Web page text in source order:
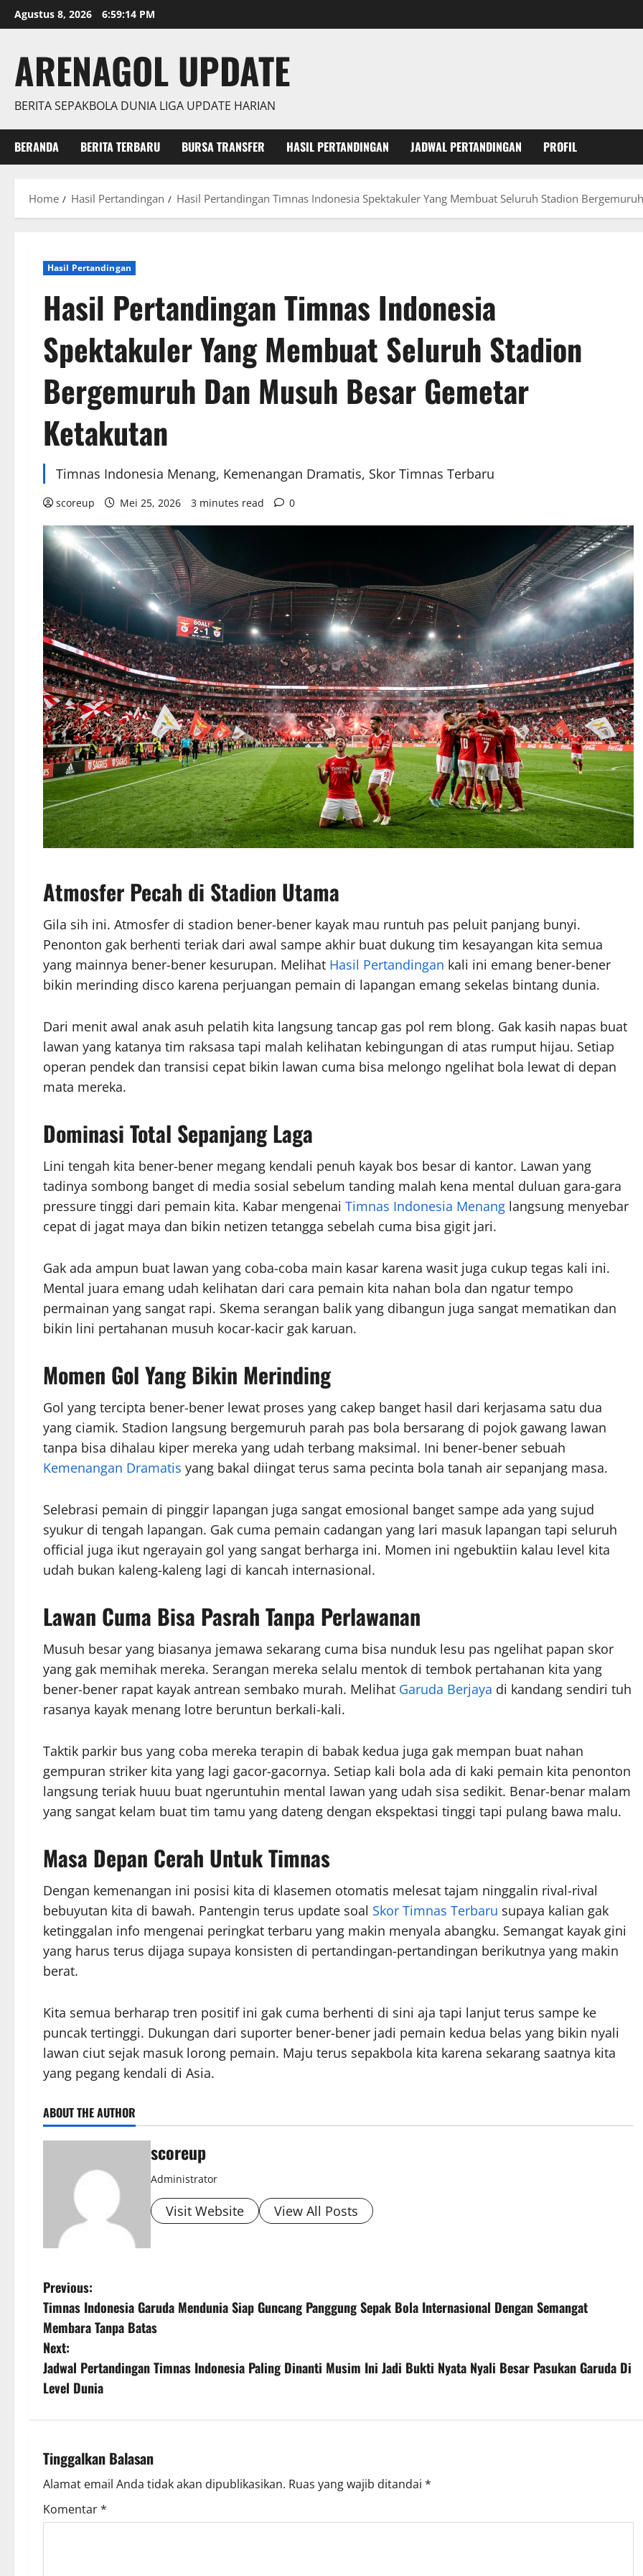
Skip
to
Agustus 8, 2026 6:59:16 PM
ARENAGOL UPDATE
BERITA SEPAKBOLA DUNIA LIGA UPDATE HARIAN
BERANDA BERITA TERBARU BURSA TRANSFER HASIL PERTANDINGAN JADWAL PERTANDINGAN PROFIL
Home Hasil Pertandingan Hasil Pertandingan Timnas Indonesia Spektakuler Yang Membuat Seluruh Stadion
Hasil Pertandingan
Hasil Pertandingan Timnas Indonesia
Spektakuler Yang Membuat Seluruh Stadion
Bergemuruh Dan Musuh Besar Gemetar
Ketakutan
Timnas Indonesia Menang, Kemenangan Dramatis, Skor Timnas Terbaru
scoreup Mei 25, 2026 3 minutes read 0
Atmosfer Pecah di Stadion Utama
Gila sih ini. Atmosfer di stadion bener-bener kayak mau runtuh pas peluit panjang bunyi.
Penonton gak berhenti teriak dari awal sampe akhir buat dukung tim kesayangan kita semua
yang mainnya bener-bener kesurupan. Melihat Hasil Pertandingan kali ini emang bener-bener
bikin merinding disco karena perjuangan pemain di lapangan emang sekelas bintang dunia.
Dari menit awal anak asuh pelatih kita langsung tancap gas pol rem blong. Gak kasih napas buat
lawan yang katanya tim raksasa tapi malah kelihatan kebingungan di atas rumput hijau. Setiap
operan pendek dan transisi cepat bikin lawan cuma bisa melongo ngelihat bola lewat di depan
mata mereka.
Dominasi Total Sepanjang Laga
Lini tengah kita bener-bener megang kendali penuh kayak bos besar di kantor. Lawan yang
tadinya sombong banget di media sosial sebelum tanding malah kena mental duluan gara-gara
pressure tinggi dari pemain kita. Kabar mengenai Timnas Indonesia Menang langsung menyebar
cepat di jagat maya dan bikin netizen tetangga sebelah cuma bisa gigit jari.
Gak ada ampun buat lawan yang coba-coba main kasar karena wasit juga cukup tegas kali ini.
Mental juara emang udah kelihatan dari cara pemain kita nahan bola dan ngatur tempo
permainan yang sangat rapi. Skema serangan balik yang dibangun juga sangat mematikan dan
bikin lini pertahanan musuh kocar-kacir gak karuan.
Momen Gol Yang Bikin Merinding
Gol yang tercipta bener-bener lewat proses yang cakep banget hasil dari kerjasama satu dua
yang ciamik. Stadion langsung bergemuruh parah pas bola bersarang di pojok gawang lawan
tanpa bisa dihalau kiper mereka yang udah terbang maksimal. Ini bener-bener sebuah
Kemenangan Dramatis yang bakal diingat terus sama pecinta bola tanah air sepanjang masa.
Selebrasi pemain di pinggir lapangan juga sangat emosional banget sampe ada yang sujud
syukur di tengah lapangan. Gak cuma pemain cadangan yang lari masuk lapangan tapi seluruh
official juga ikut ngerayain gol yang sangat berharga ini. Momen ini ngebuktiin kalau level kita
udah bukan kaleng-kaleng lagi di kancah internasional.
Lawan Cuma Bisa Pasrah Tanpa Perlawanan
Musuh besar yang biasanya jemawa sekarang cuma bisa nunduk lesu pas ngelihat papan skor
yang gak memihak mereka. Serangan mereka selalu mentok di tembok pertahanan kita yang
bener-bener rapat kayak antrean sembako murah. Melihat Garuda Berjaya di kandang sendiri tuh
rasanya kayak menang lotre beruntun berkali-kali.
Taktik parkir bus yang coba mereka terapin di babak kedua juga gak mempan buat nahan
gempuran striker kita yang lagi gacor-gacornya. Setiap kali bola ada di kaki pemain kita penonton
langsung teriak huuu buat ngeruntuhin mental lawan yang udah sisa sedikit. Benar-benar malam
yang sangat kelam buat tim tamu yang dateng dengan ekspektasi tinggi tapi pulang bawa malu.
Masa Depan Cerah Untuk Timnas
Dengan kemenangan ini posisi kita di klasemen otomatis melesat tajam ninggalin rival-rival
bebuyutan kita di bawah. Pantengin terus update soal Skor Timnas Terbaru supaya kalian gak
ketinggalan info mengenai peringkat terbaru yang makin menyala abangku. Semangat kayak gini
yang harus terus dijaga supaya konsisten di pertandingan-pertandingan berikutnya yang makin
berat.
Kita semua berharap tren positif ini gak cuma berhenti di sini aja tapi lanjut terus sampe ke
puncak tertinggi. Dukungan dari suporter bener-bener jadi pemain kedua belas yang bikin nyali
lawan ciut sejak masuk lorong pemain. Maju terus sepakbola kita karena sekarang saatnya kita
yang pegang kendali di Asia.
ABOUT THE AUTHOR
scoreup
Administrator
Visit Website View All Posts
P
o
s
t
v
i
g
Previous:
Timnas Indonesia Garuda Mendunia Siap Guncang Panggung Sepak Bola Internasional Dengan Semangat
Membara Tanpa Batas
Next:
Jadwal Pertandingan Timnas Indonesia Paling Dinanti Musim Ini Jadi Bukti Nyata Nyali Besar Pasukan Garuda Di
Level Dunia
Tinggalkan Balasan
Alamat email Anda tidak akan dipublikasikan. Ruas yang wajib ditandai *
Komentar*